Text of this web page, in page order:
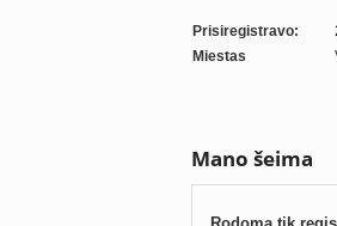
Prisiregistravo:
Miestas
Mano šeima